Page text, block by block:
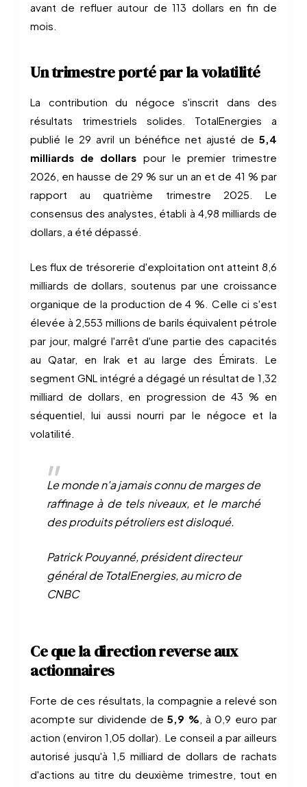
avant de refluer autour de 113 dollars en fin de
mois.
Un trimestre porté par la volatilité
La contribution du négoce s'inscrit dans des
résultats trimestriels solides. TotalEnergies a
publié le 29 avril un bénéfice net ajusté de 5,4
milliards de dollars pour le premier trimestre
2026, en hausse de 29 % sur un an et de 41 % par
rapport au quatrième trimestre 2025. Le
consensus des analystes, établi à 4,98 milliards de
dollars, a été dépassé.
Les flux de trésorerie d'exploitation ont atteint 8,6
milliards de dollars, soutenus par une croissance
organique de la production de 4 %. Celle ci s'est
élevée à 2,553 millions de barils équivalent pétrole
par jour, malgré l'arrêt d'une partie des capacités
au Qatar, en Irak et au large des Émirats. Le
segment GNL intégré a dégagé un résultat de 1,32
milliard de dollars, en progression de 43 % en
séquentiel, lui aussi nourri par le négoce et la
volatilité.
Le monde n'a jamais connu de marges de
raffinage à de tels niveaux, et le marché
des produits pétroliers est disloqué.
Patrick Pouyanné, président directeur
général de TotalEnergies, au micro de
CNBC
Ce que la direction reverse aux
actionnaires
Forte de ces résultats, la compagnie a relevé son
acompte sur dividende de5,9 %, à 0,9 euro par
action (environ 1,05 dollar). Le conseil a par ailleurs
autorisé jusqu'à 1,5 milliard de dollars de rachats
d'actions au titre du deuxième trimestre, tout en